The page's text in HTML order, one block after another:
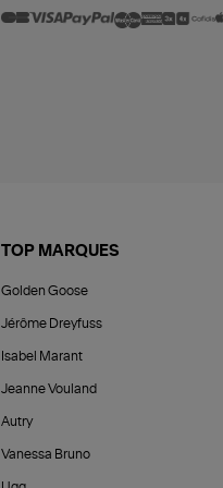
TOP MARQUES
Golden Goose
Jérôme Dreyfuss
Isabel Marant
Jeanne Vouland
Autry
Vanessa Bruno